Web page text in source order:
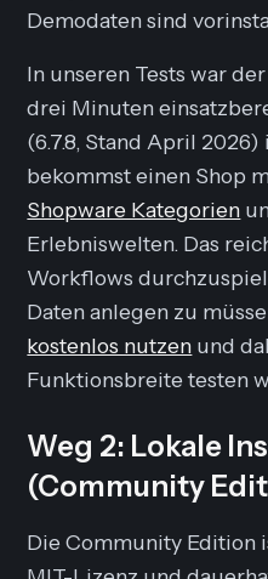
Demodaten sind
In unseren Tests war
drei Minuten
(6.7.8, Stand April
bekommst einen Shop
Shopware Kategorien
Erlebniswelten. Das
Workflows
Daten anlegen zu
kostenlos nutzen und
Funktionsbreite testen
Weg 2: Lokale
(Community
Die Community Edition